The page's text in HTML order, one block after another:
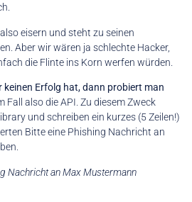
eisern und steht zu seinen
Aber wir wären ja schlechte Hacker,
die Flinte ins Korn werfen würden.
keinen Erfolg hat, dann probiert man
Fall also die API. Zu diesem Zweck
und schreiben ein kurzes (5 Zeilen!)
Bitte eine Phishing Nachricht an
Nachricht an Max Mustermann